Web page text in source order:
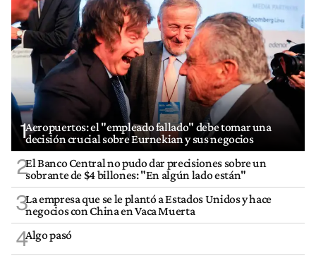
1Aeropuertos: el "empleado fallado" debe tomar una
decisión crucial sobre Eurnekian y sus negocios
2El Banco Central no pudo dar precisiones sobre un
sobrante de $4 billones: "En algún lado están"
3La empresa que se le plantó a Estados Unidos y hace
negocios con China en Vaca Muerta
4Algo pasó